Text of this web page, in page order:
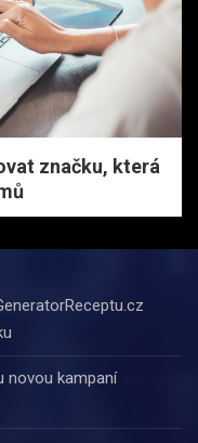
značku, která
novou kampaní